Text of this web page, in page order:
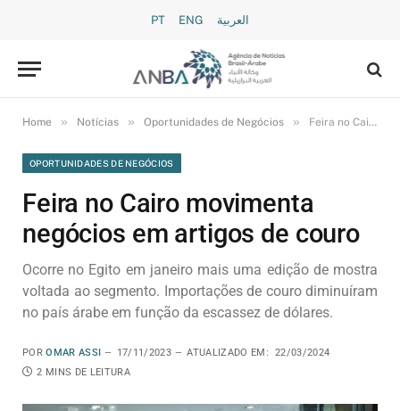
PT ENG العربية
Home » Notícias » Oportunidades de Negócios » Feira no Cairo movimenta negócios em artigos de couro
OPORTUNIDADES DE NEGÓCIOS
Feira no Cairo movimenta
negócios em artigos de couro
Ocorre no Egito em janeiro mais uma edição de mostra
voltada ao segmento. Importações de couro diminuíram
no país árabe em função da escassez de dólares.
POR OMAR ASSI 17/11/2023 ATUALIZADO EM:
22/03/2024
2 MINS DE LEITURA